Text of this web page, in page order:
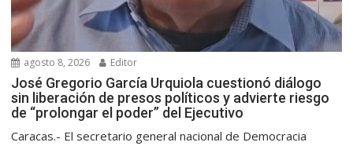
agosto 8, 2026 Editor
José Gregorio García Urquiola cuestionó diálogo
sin liberación de presos políticos y advierte riesgo
de “prolongar el poder” del Ejecutivo
Caracas.- El secretario general nacional de Democracia